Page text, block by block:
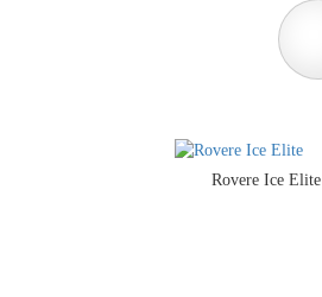
Rovere Ice Elite